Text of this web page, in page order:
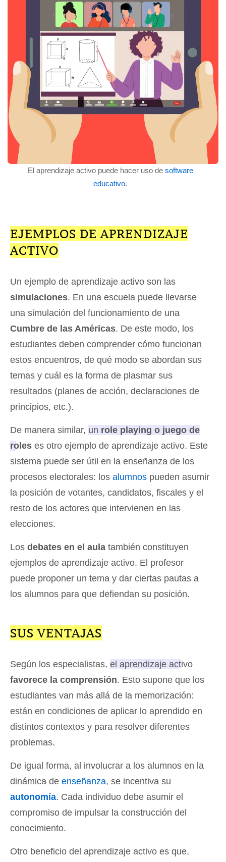
El aprendizaje activo puede hacer uso de software
educativo.
EJEMPLOS DE APRENDIZAJE
ACTIVO
Un ejemplo de aprendizaje activo son las
simulaciones. En una escuela puede llevarse
una simulación del funcionamiento de una
Cumbre de las Américas. De este modo, los
estudiantes deben comprender cómo funcionan
estos encuentros, de qué modo se abordan sus
temas y cuál es la forma de plasmar sus
resultados (planes de acción, declaraciones de
principios, etc.).
De manera similar, un role playing o juego de
roles es otro ejemplo de aprendizaje activo. Este
sistema puede ser útil en la enseñanza de los
procesos electorales: los alumnos pueden asumir
la posición de votantes, candidatos, fiscales y el
resto de los actores que intervienen en las
elecciones.
Los debates en el aula también constituyen
ejemplos de aprendizaje activo. El profesor
puede proponer un tema y dar ciertas pautas a
los alumnos para que defiendan su posición.
SUS VENTAJAS
Según los especialistas, el aprendizaje activo
favorece la comprensión. Esto supone que los
estudiantes van más allá de la memorización:
están en condiciones de aplicar lo aprendido en
distintos contextos y para resolver diferentes
problemas.
De igual forma, al involucrar a los alumnos en la
dinámica de enseñanza, se incentiva su
autonomía. Cada individuo debe asumir el
compromiso de impulsar la construcción del
conocimiento.
Otro beneficio del aprendizaje activo es que,